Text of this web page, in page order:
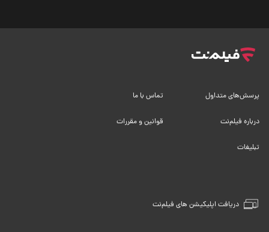
دریافت اپلیکیشن های فیلم‌نت
پرسش‌های متداول تماس با ما
درباره فیلم‌نت قوانین و مقررات
تبلیغات